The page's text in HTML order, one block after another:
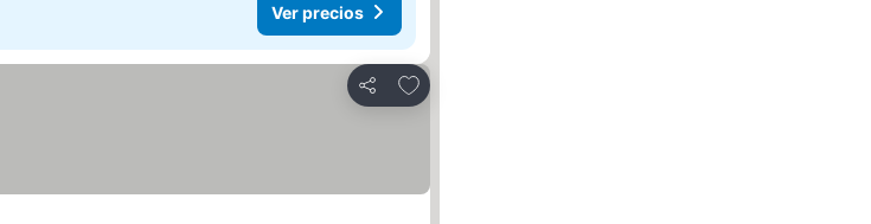
Ver precios
Compartir
Agregar a favoritos